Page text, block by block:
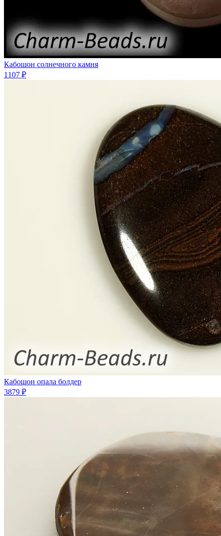
Кабошон солнечного камня
1107 ₽
Кабошон опала болдер
3879 ₽